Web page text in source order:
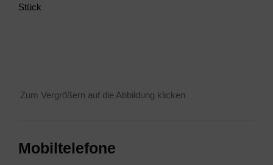
Stück
Zum Ver­grö­ßern auf die Abbil­dung klicken
Mobil­te­le­fo­ne